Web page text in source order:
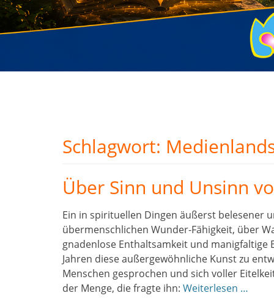
Schlagwort:
Über Sinn und Unsinn
Ein in spirituellen Dingen äußerst belesener
übermenschlichen Wunder-Fähigkeit, über
gnadenlose Enthaltsamkeit und manigfaltige
Jahren diese außergewöhnliche Kunst zu
Menschen gesprochen und sich voller
der Menge, die fragte ihn: Weiterlesen …